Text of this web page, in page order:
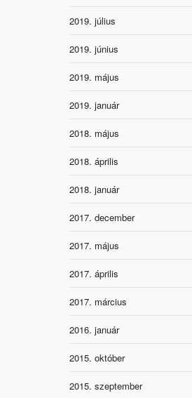
2019. július
2019. június
2019. május
2019. január
2018. május
2018. április
2018. január
2017. december
2017. május
2017. április
2017. március
2016. január
2015. október
2015. szeptember